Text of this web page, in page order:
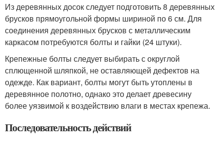
Из деревянных досок следует подготовить 8 деревянных
брусков прямоугольной формы шириной по 6 см. Для
соединения деревянных брусков с металлическим
каркасом потребуются болты и гайки (24 штуки).
Крепежные болты следует выбирать с округлой
сплющенной шляпкой, не оставляющей дефектов на
одежде. Как вариант, болты могут быть утоплены в
деревянное полотно, однако это делает древесину
более уязвимой к воздействию влаги в местах крепежа.
Последовательность действий